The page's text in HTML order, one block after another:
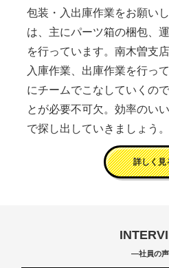
包装・入出庫作業をお願い
は、主にパーツ箱の梱包、
を行っています。南木曽支
入庫作業、出庫作業を行っ
にチームでこなしていくの
とが必要不可欠。効率のい
で探し出していきましょう。
詳しく見
―社員の